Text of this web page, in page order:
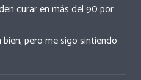
curar en más del 90 por
bien, pero me sigo sintiendo